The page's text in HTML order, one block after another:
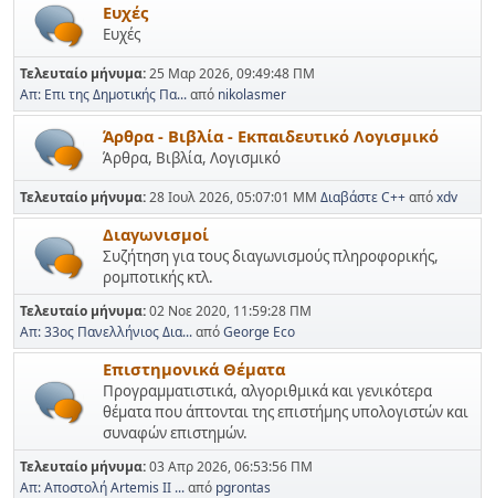
Ευχές
Ευχές
Τελευταίο μήνυμα:25 Μαρ 2026, 09:49:48 ΠΜ
Απ: Επι της Δημοτικής Πα...από nikolasmer
Άρθρα - Βιβλία - Εκπαιδευτικό Λογισμικό
Άρθρα, Βιβλία, Λογισμικό
Τελευταίο μήνυμα:28 Ιουλ 2026, 05:07:01 ΜΜ Διαβάστε C++απόxdv
Διαγωνισμοί
Συζήτηση για τους διαγωνισμούς πληροφορικής,
ρομποτικής κτλ.
Τελευταίο μήνυμα:02 Νοε 2020, 11:59:28 ΠΜ
Απ: 33ος Πανελλήνιος Δια...απόGeorge Eco
Επιστημονικά Θέματα
Προγραμματιστικά, αλγοριθμικά και γενικότερα
θέματα που άπτονται της επιστήμης υπολογιστών και
συναφών επιστημών.
Τελευταίο μήνυμα:03 Απρ 2026, 06:53:56 ΠΜ
Απ: Αποστολή Artemis II ...από pgrontas